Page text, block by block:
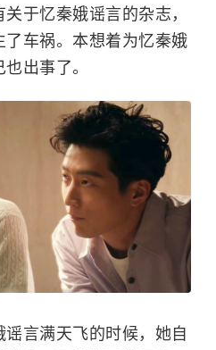
于忆秦娥谣言的杂志，
车祸。本想着为忆秦娥
出事了。
言满天飞的时候，她自